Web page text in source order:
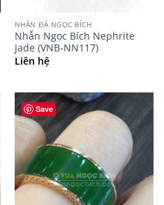
NHẪN ĐÁ NGỌC BÍCH
Nhẫn Ngọc Bích Nephrite
Jade (VNB-NN117)
Liên hệ
Save